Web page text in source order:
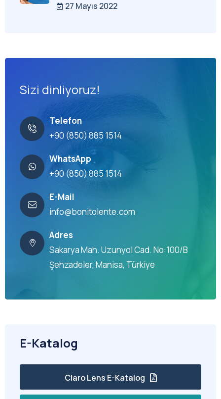
27 Mayıs 2022
Sizi dinliyoruz!
Telefon
+90 (850) 885 1514
WhatsApp
+90 (850) 885 1514
E-Mail
info@bonitolente.com
Adres
Sakarya Mah. Uzunyol Cad. No:100/B
Şehzadeler, Manisa, Türkiye
E-Katalog
Claro Lens E-Katalog